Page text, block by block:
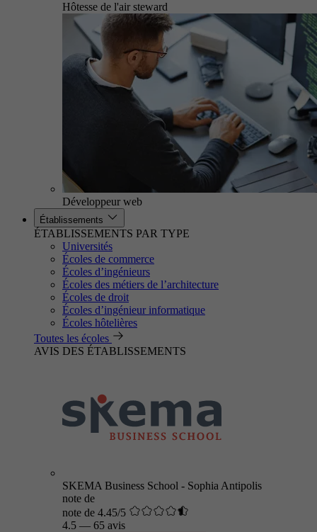
Hôtesse de l'air steward
Développeur web
Établissements
ÉTABLISSEMENTS PAR TYPE
Universités
Écoles de commerce
Écoles d’ingénieurs
Écoles des métiers de l’architecture
Écoles de droit
Écoles d’ingénieur informatique
Écoles hôtelières
Toutes les écoles
AVIS DES ÉTABLISSEMENTS
SKEMA Business School - Sophia Antipolis
note de
note de 4.45/5
4.5 — 65 avis